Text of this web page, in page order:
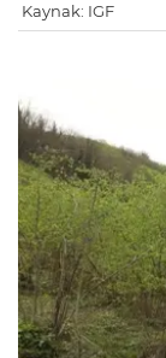
Kaynak: IGF